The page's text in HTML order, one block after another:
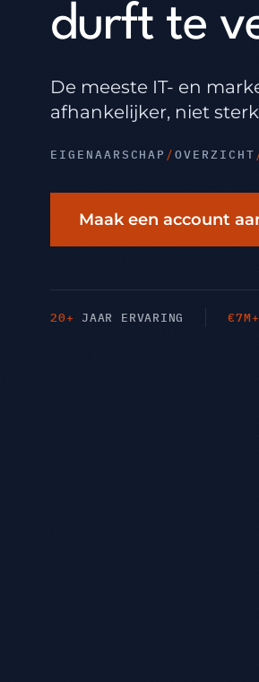
durft te
De meeste IT- en
afhankelijker, niet
EIGENAARSCHAP /OVERZICHT
Maak een account
20+ JAAR ERVARING €7M+